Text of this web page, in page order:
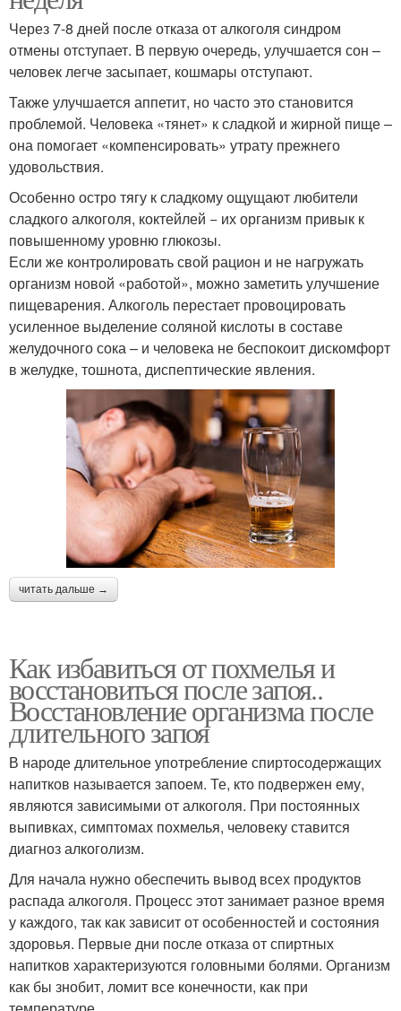
Через 7-8 дней после отказа от алкоголя синдром
отмены отступает. В первую очередь, улучшается сон –
человек легче засыпает, кошмары отступают.
Также улучшается аппетит, но часто это становится
проблемой. Человека «тянет» к сладкой и жирной пище –
она помогает «компенсировать» утрату прежнего
удовольствия.
Особенно остро тягу к сладкому ощущают любители
сладкого алкоголя, коктейлей − их организм привык к
повышенному уровню глюкозы.
Если же контролировать свой рацион и не нагружать
организм новой «работой», можно заметить улучшение
пищеварения. Алкоголь перестает провоцировать
усиленное выделение соляной кислоты в составе
желудочного сока – и человека не беспокоит дискомфорт
в желудке, тошнота, диспептические явления.
читать дальше →
Как избавиться от похмелья и
восстановиться после запоя..
Восстановление организма после
длительного запоя
В народе длительное употребление спиртосодержащих
напитков называется запоем. Те, кто подвержен ему,
являются зависимыми от алкоголя. При постоянных
выпивках, симптомах похмелья, человеку ставится
диагноз алкоголизм.
Для начала нужно обеспечить вывод всех продуктов
распада алкоголя. Процесс этот занимает разное время
у каждого, так как зависит от особенностей и состояния
здоровья. Первые дни после отказа от спиртных
напитков характеризуются головными болями. Организм
как бы знобит, ломит все конечности, как при